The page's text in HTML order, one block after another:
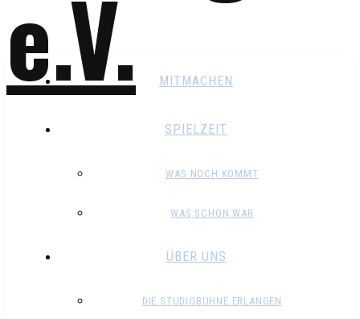
MITMACHEN
SPIELZEIT
WAS NOCH KOMMT
WAS SCHON WAR
ÜBER UNS
DIE STUDIOBÜHNE ERLANGEN